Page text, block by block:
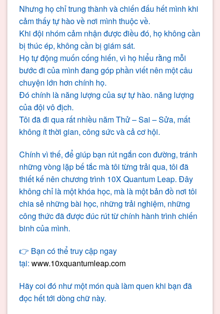
Nhưng họ chỉ trung thành và chiến đấu hết mình khi
cảm thấy tự hào về nơi mình thuộc về.
Khi đội nhóm cảm nhận được điều đó, họ không cần
bị thúc ép, không cần bị giám sát.
Họ tự động muốn cống hiến, vì họ hiểu rằng mỗi
bước đi của mình đang góp phần viết nên một câu
chuyện lớn hơn chính họ.
Đó chính là năng lượng của sự tự hào. năng lượng
của đội vô địch.
Tôi đã đi qua rất nhiều năm Thử – Sai – Sửa, mất
không ít thời gian, công sức và cả cơ hội.
Chính vì thế, để giúp bạn rút ngắn con đường, tránh
những vòng lặp bế tắc mà tôi từng trải qua, tôi đã
thiết kế nên chương trình 10X Quantum Leap. Đây
không chỉ là một khóa học, mà là một bản đồ nơi tôi
chia sẻ những bài học, những trải nghiệm, những
công thức đã được đúc rút từ chính hành trình chiến
binh của mình.
👉 Bạn có thể truy cập ngay
tại: www.10xquantumleap.com
Hãy coi đó như một món quà làm quen khi bạn đã
đọc hết tới dòng chữ này.